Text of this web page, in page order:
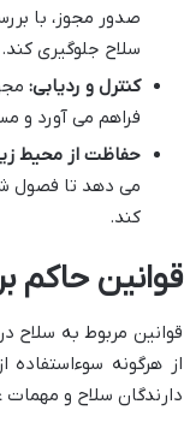
صدور مجوز، با
سلاح جلوگیری کند.
کنترل و ردیابی:
فراهم می آورد و
حفاظت از محیط
می دهد تا فصول
کند.
قوانین حاکم
قوانین مربوط به سلاح
از هرگونه
دارندگان سلاح و مهمات غیرمجاز مصوب 1390 است که